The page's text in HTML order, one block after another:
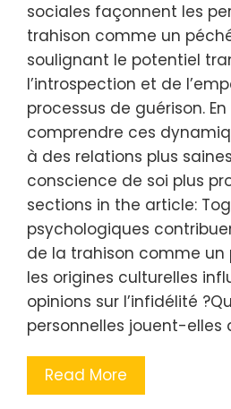
sociales façonnent les
trahison comme un
soulignant le potentiel
l’introspection et de
processus de guérison.
comprendre ces
à des relations plus
conscience de soi plus
sections in the article:
psychologiques
de la trahison comme un
les origines culturelles
opinions sur l’infidélité
personnelles jouent-elles
Read More